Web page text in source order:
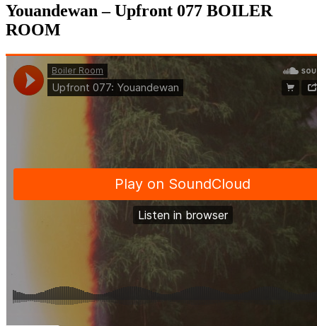
Youandewan – Upfront 077 BOILER
ROOM